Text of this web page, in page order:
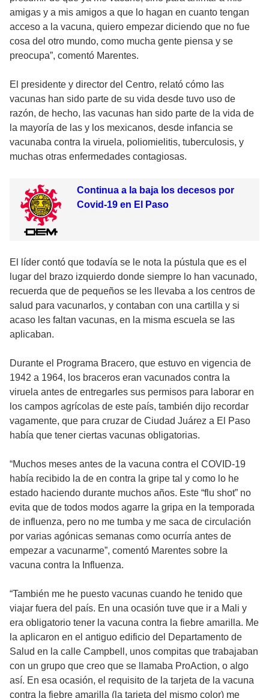
amigas y a mis amigos a que lo hagan en cuanto tengan
acceso a la vacuna, quiero empezar diciendo que no fue
cosa del otro mundo, como mucha gente piensa y se
preocupa”, comentó Marentes.
El presidente y director del Centro, relató cómo las
vacunas han sido parte de su vida desde tuvo uso de
razón, de hecho, las vacunas han sido parte de la vida de
la mayoría de las y los mexicanos, desde infancia se
vacunaba contra la viruela, poliomielitis, tuberculosis, y
muchas otras enfermedades contagiosas.
Continua a la baja los decesos por
Covid-19 en El Paso
El líder contó que todavía se le nota la pústula que es el
lugar del brazo izquierdo donde siempre lo han vacunado,
recuerda que de pequeños se les llevaba a los centros de
salud para vacunarlos, y contaban con una cartilla y si
acaso les faltan vacunas, en la misma escuela se las
aplicaban.
Durante el Programa Bracero, que estuvo en vigencia de
1942 a 1964, los braceros eran vacunados contra la
viruela antes de entregarles sus permisos para laborar en
los campos agrícolas de este país, también dijo recordar
vagamente, que para cruzar de Ciudad Juárez a El Paso
había que tener ciertas vacunas obligatorias.
“Muchos meses antes de la vacuna contra el COVID-19
había recibido la de en contra la gripe tal y como lo he
estado haciendo durante muchos años. Este “flu shot” no
evita que de todos modos agarre la gripa en la temporada
de influenza, pero no me tumba y me saca de circulación
por varias agónicas semanas como ocurría antes de
empezar a vacunarme”, comentó Marentes sobre la
vacuna contra la Influenza.
“También me he puesto vacunas cuando he tenido que
viajar fuera del país. En una ocasión tuve que ir a Mali y
era obligatorio tener la vacuna contra la fiebre amarilla. Me
la aplicaron en el antiguo edificio del Departamento de
Salud en la calle Campbell, unos compitas que trabajaban
con un grupo que creo que se llamaba ProAction, o algo
así. En esa ocasión, el requisito de la tarjeta de la vacuna
contra la fiebre amarilla (la tarjeta del mismo color) me